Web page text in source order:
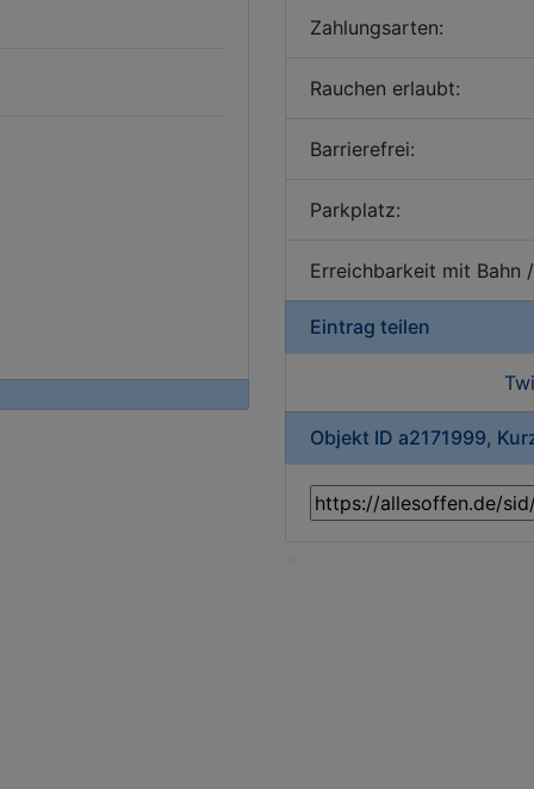
Zahlungsarten:
Rauchen erlaubt:
Barrierefrei:
Parkplatz:
Erreichbarkeit mit Bahn
Eintrag teilen
Objekt ID a2171999,